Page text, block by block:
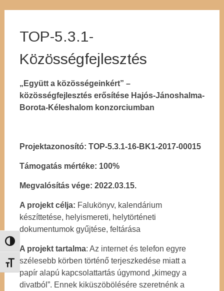
Nagy kontraszt váltása
Betűméret váltása
TOP-5.3.1-
Közösségfejlesztés
„Együtt a közösségeinkért” –
közösségfejlesztés erősítése Hajós-Jánoshalma-
Borota-Kéleshalom konzorciumban
Projektazonosító: TOP-5.3.1-16-BK1-2017-00015
Támogatás mértéke: 100%
Megvalósítás vége: 2022.03.15.
A projekt célja: Falukönyv, kalendárium
készíttetése, helyismereti, helytörténeti
dokumentumok gyűjtése, feltárása
A projekt tartalma: Az internet és telefon egyre
szélesebb körben történő terjeszkedése miatt a
papír alapú kapcsolattartás úgymond „kimegy a
divatból”. Ennek kiküszöbölésére szeretnénk a